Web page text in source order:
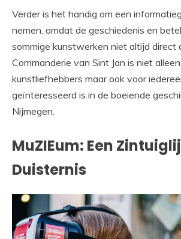
Verder is het handig om een
nemen, omdat de geschiedenis en
sommige kunstwerken niet altijd direct
Commanderie van Sint Jan is niet
kunstliefhebbers maar ook voor
geïnteresseerd is in de boeiende
Nijmegen.
MuZIEum: Een
Duisternis